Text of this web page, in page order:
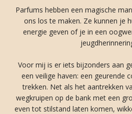
Parfums hebben een magische
ons los te maken. Ze kunnen je
energie geven of je in een
Voor mij is er iets bijzonders aan
een veilige haven: een geurende
trekken. Net als het aantrekken
wegkruipen op de bank met een
even tot stilstand laten komen,